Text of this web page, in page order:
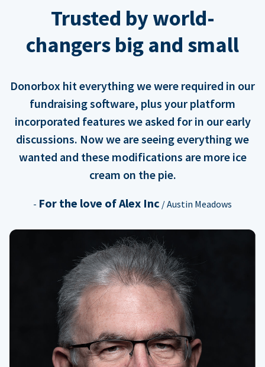
Trusted by world-
changers big and small
Donorbox hit everything we were required in our
fundraising software, plus your platform
incorporated features we asked for in our early
discussions. Now we are seeing everything we
wanted and these modifications are more ice
cream on the pie.
- For the love of Alex Inc / Austin Meadows